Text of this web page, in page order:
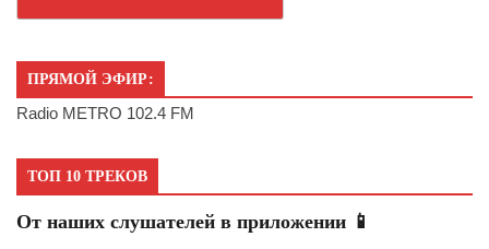
ПРЯМОЙ ЭФИР:
Radio METRO 102.4 FM
ТОП 10 ТРЕКОВ
От наших слушателей в приложении 📱